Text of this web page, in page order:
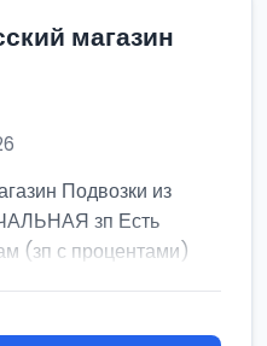
магазин
Подвозки из
зп Есть
(зп с процентами)